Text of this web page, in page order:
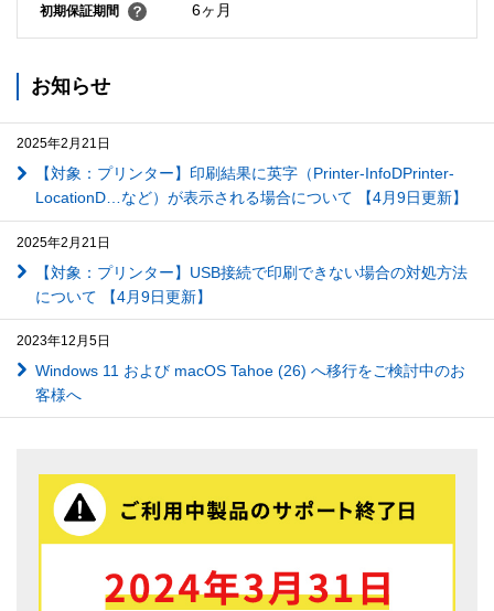
初期保証期間 6ヶ月
お知らせ
2025年2月21日
【対象：プリンター】印刷結果に英字（Printer-InfoDPrinter-
LocationD…など）が表示される場合について 【4月9日更新】
2025年2月21日
【対象：プリンター】USB接続で印刷できない場合の対処方法
について 【4月9日更新】
2023年12月5日
Windows 11 および macOS Tahoe (26) へ移行をご検討中のお
客様へ